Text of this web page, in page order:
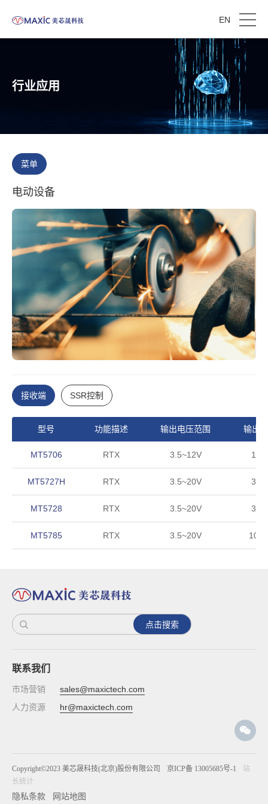
EN
行业应用
菜单
电动设备
接收端 SSR控制
型号 功能描述 输出电压范围 输出
MT5706 RTX 3.5~12V 15W
MT5727H RTX 3.5~20V 30W
MT5728 RTX 3.5~20V 30W
MT5785 RTX 3.5~20V
点击搜索
联系我们
市场营销
sales@maxictech.com
人力资源
hr@maxictech.com
Copyright©2023 美芯晟科技(北京)股份有限公司 京ICP备 13005685号-1
站
长统计
隐私条款 网站地图